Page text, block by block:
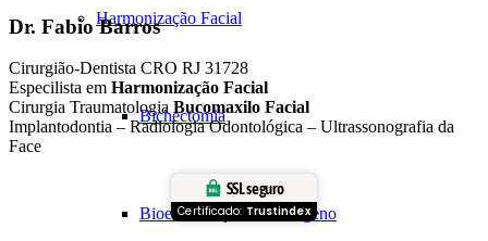
Harmonização Facial
Bichectomia
Bioestimulação de Colágeno
Dr. Fabio Barros
Cirurgião-Dentista CRO RJ 31728
Especilista em Harmonização Facial
Cirurgia Traumatologia Bucomaxilo Facial
Implantodontia – Radiologia Odontológica – Ultrassonografia da
Face
SSL seguro
Certificado: Trustindex